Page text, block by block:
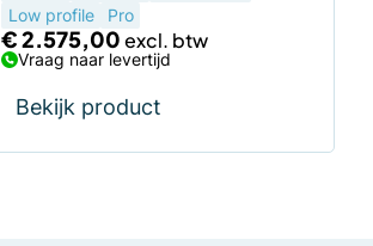
Low profile
Pro
€2.575,00
Vraag naar levertijd
Bekijk product